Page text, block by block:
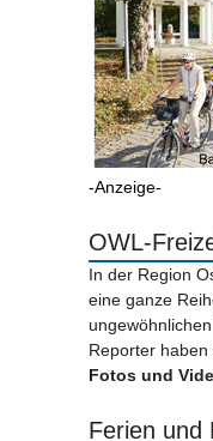
-Anzeige-
OWL-
In der Region
eine ganze
ungewöhnlichen
Reporter haben
Fotos und
Ferien und